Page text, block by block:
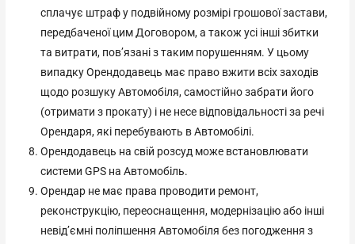
сплачує штраф у подвійному розмірі грошової застави,
передбаченої цим Договором, а також усі інші збитки
та витрати, пов’язані з таким порушенням. У цьому
випадку Орендодавець має право вжити всіх заходів
щодо розшуку Автомобіля, самостійно забрати його
(отримати з прокату) і не несе відповідальності за речі
Орендаря, які перебувають в Автомобілі.
Орендодавець на свій розсуд може встановлювати
системи GPS на Автомобіль.
Орендар не має права проводити ремонт,
реконструкцію, переоснащення, модернізацію або інші
невід’ємні поліпшення Автомобіля без погодження з